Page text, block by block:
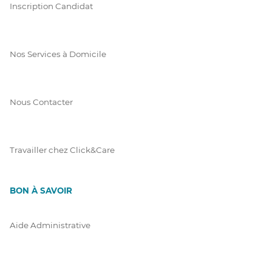
Inscription Candidat
Nos Services à Domicile
Nous Contacter
Travailler chez Click&Care
BON À SAVOIR
Aide Administrative